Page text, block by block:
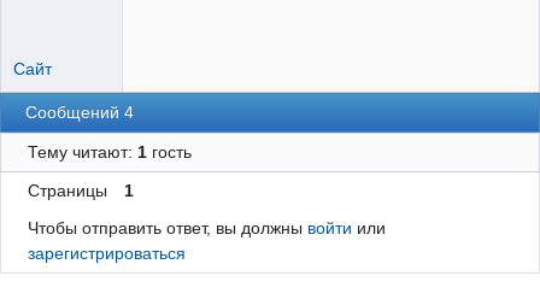
Сайт
Сообщений 4
Тему читают: 1гость
Страницы
1
Чтобы отправить ответ, вы должны войти или
зарегистрироваться